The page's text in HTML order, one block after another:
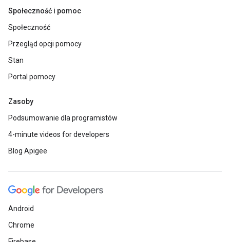
Społeczność i pomoc
Społeczność
Przegląd opcji pomocy
Stan
Portal pomocy
Zasoby
Podsumowanie dla programistów
4-minute videos for developers
Blog Apigee
Android
Chrome